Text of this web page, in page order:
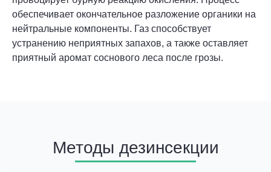
обеспечивает окончательное разложение органики на
нейтральные компоненты. Газ способствует
устранению неприятных запахов, а также оставляет
приятный аромат соснового леса после грозы.
Методы дезинсекции